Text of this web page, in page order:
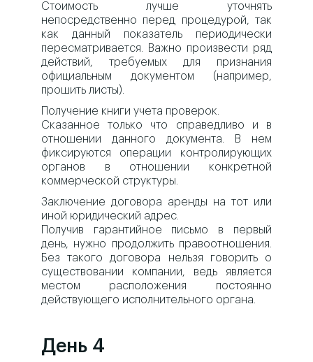
Стоимость лучше уточнять
непосредственно перед процедурой, так
как данный показатель периодически
пересматривается. Важно произвести ряд
действий, требуемых для признания
официальным документом (например,
прошить листы).
Получение книги учета проверок.
Сказанное только что справедливо и в
отношении данного документа. В нем
фиксируются операции контролирующих
органов в отношении конкретной
коммерческой структуры.
Заключение договора аренды на тот или
иной юридический адрес.
Получив гарантийное письмо в первый
день, нужно продолжить правоотношения.
Без такого договора нельзя говорить о
существовании компании, ведь является
местом расположения постоянно
действующего исполнительного органа.
День 4